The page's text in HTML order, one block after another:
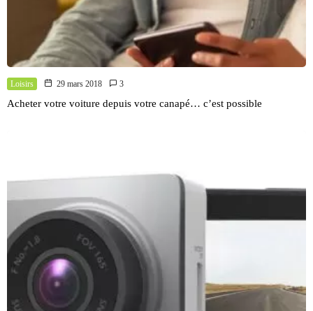
Loisirs 29 mars 2018 3
Acheter votre voiture depuis votre canapé… c’est possible